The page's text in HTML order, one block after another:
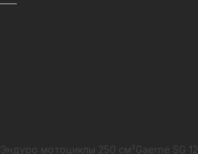
Эндуро мотоциклы 250 см³Gaerne SG 12